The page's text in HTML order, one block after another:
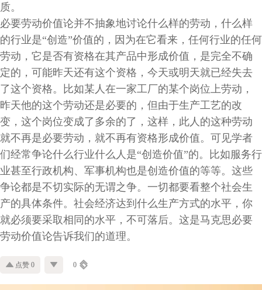
质。
必要劳动价值论并不抽象地讨论什么样的劳动，什么样
的行业是“创造”价值的，因为在它看来，任何行业的任何
劳动，它是否有资格在其产品中形成价值，是完全不确
定的，可能昨天还有这个资格，今天或明天就已经失去
了这个资格。比如某人在一家工厂的某个岗位上劳动，
昨天他的这个劳动还是必要的，但由于生产工艺的改
变，这个岗位变成了多余的了，这样，此人的这种劳动
就不再是必要劳动，就不再有资格形成价值。可见学者
们经常争论什么行业什么人是“创造价值”的。比如服务行
业甚至行政机构、军事机构也是创造价值的等等。这些
争论都是不切实际的无谓之争。一切都要看整个社会生
产的具体条件。社会经济达到什么生产方式的水平，你
就必须要采取相同的水平，不可落后。这是马克思必要
劳动价值论告诉我们的道理。
点赞 0 0